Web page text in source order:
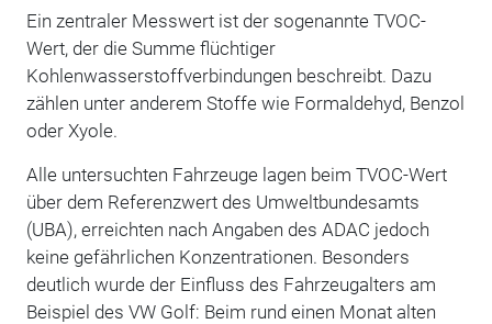
Ein zentraler Messwert ist der sogenannte TVOC-
Wert, der die Summe flüchtiger
Kohlenwasserstoffverbindungen beschreibt. Dazu
zählen unter anderem Stoffe wie Formaldehyd, Benzol
oder Xyole.
Alle untersuchten Fahrzeuge lagen beim TVOC-Wert
über dem Referenzwert des Umweltbundesamts
(UBA), erreichten nach Angaben des ADAC jedoch
keine gefährlichen Konzentrationen. Besonders
deutlich wurde der Einfluss des Fahrzeugalters am
Beispiel des VW Golf: Beim rund einen Monat alten